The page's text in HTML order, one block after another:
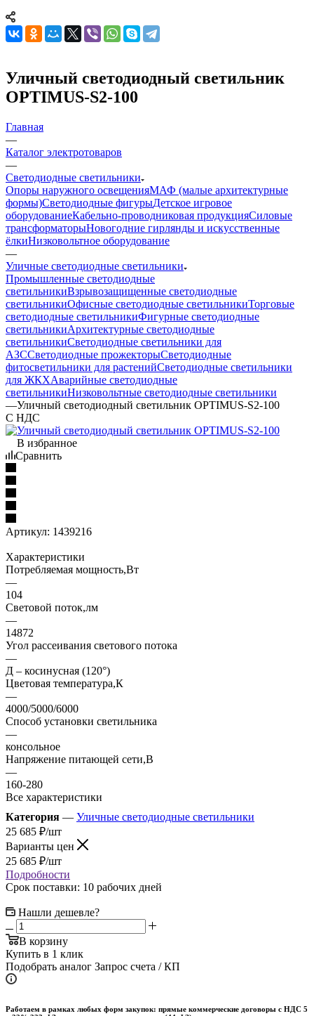
Уличный светодиодный светильник
OPTIMUS-S2-100
Главная
—
Каталог электротоваров
—
Светодиодные светильники
Опоры наружного освещенияМАФ (малые архитектурные
формы)Светодиодные фигурыДетское игровое
оборудованиеКабельно-проводниковая продукцияСиловые
трансформаторыНовогодние гирлянды и искусственные
ёлкиНизковольтное оборудование
—
Уличные светодиодные светильники
Промышленные светодиодные
светильникиВзрывозащищенные светодиодные
светильникиОфисные светодиодные светильникиТорговые
светодиодные светильникиФигурные светодиодные
светильникиАрхитектурные светодиодные
светильникиСветодиодные светильники для
АЗССветодиодные прожекторыСветодиодные
фитосветильники для растенийСветодиодные светильники
для ЖКХАварийные светодиодные
светильникиНизковольтные светодиодные светильники
—Уличный светодиодный светильник OPTIMUS-S2-100
С НДС
В избранное
Сравнить
Артикул: 1439216
Характеристики
Потребляемая мощность,Вт
—
104
Световой поток,лм
—
14872
Угол рассеивания светового потока
—
Д – косинусная (120°)
Цветовая температура,К
—
4000/5000/6000
Способ установки светильника
—
консольное
Напряжение питающей сети,В
—
160-280
Все характеристики
Категория — Уличные светодиодные светильники
25 685 ₽/шт
Варианты цен
25 685 ₽/шт
Подробности
Срок поставки: 10 рабочих дней
Нашли дешевле?
В корзину
Купить в 1 клик
Подобрать аналог Запрос счета / КП
Работаем в рамках любых форм закупок: прямые коммерческие договоры с НДС 5